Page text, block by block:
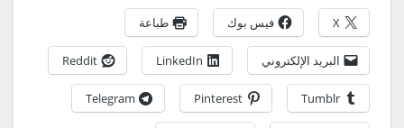
X فيس بوك طباعة
البريد الإلكتروني LinkedIn
Reddit
Tumblr
Pinterest
Telegram